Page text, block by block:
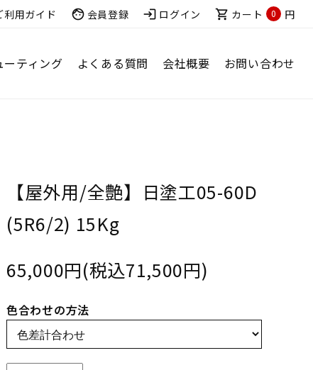
利用ガイド face 会員登録 login ログイン shopping_cart カート 0 円
ーティング よくある質問 会社概要 お問い合わせ
【屋外用/全艶】日塗工05-60D
(5R6/2) 15Kg
65,000円(税込71,500円)
色合わせの方法